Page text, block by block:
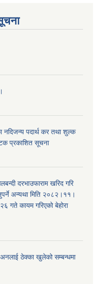
पदार्थ कर तथा शुल्क
प्रकाशित सूचना
दरभाउफाराम खरिद गरि
अन्यथा मिति २०८२।११।
गते कायम गरिएको बेहोरा
ठेक्का खुलेको सम्बन्धमा